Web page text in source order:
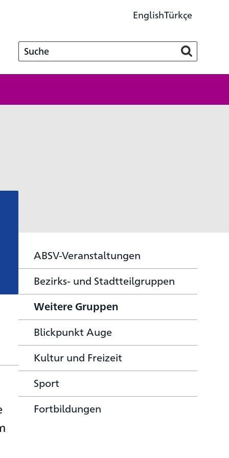
EnglishTürkçe
ABSV-Veranstaltungen
Bezirks- und Stadtteilgruppen
Weitere Gruppen
Blickpunkt Auge
Kultur und Freizeit
Sport
Fortbildungen